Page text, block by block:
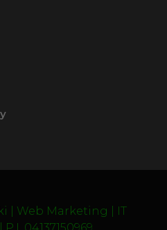
| Web Marketing | IT